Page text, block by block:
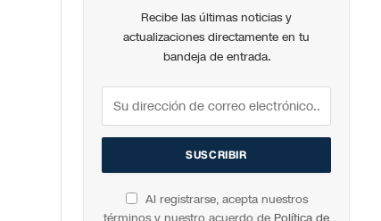
Recibe las últimas noticias y
actualizaciones directamente en tu
bandeja de entrada.
Al registrarse, acepta nuestros